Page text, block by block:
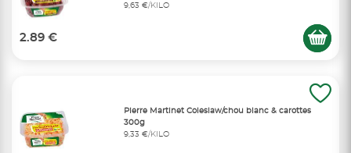
9,63 €/KILO
2.89 €
Pierre Martinet Coleslaw/chou blanc & carottes
300g
9,33 €/KILO